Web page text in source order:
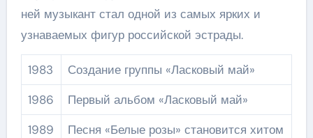
ней музыкант стал одной из самых ярких и
узнаваемых фигур российской эстрады.
1983
Создание группы «Ласковый май»
1986
Первый альбом «Ласковый май»
1989
Песня «Белые розы» становится хитом